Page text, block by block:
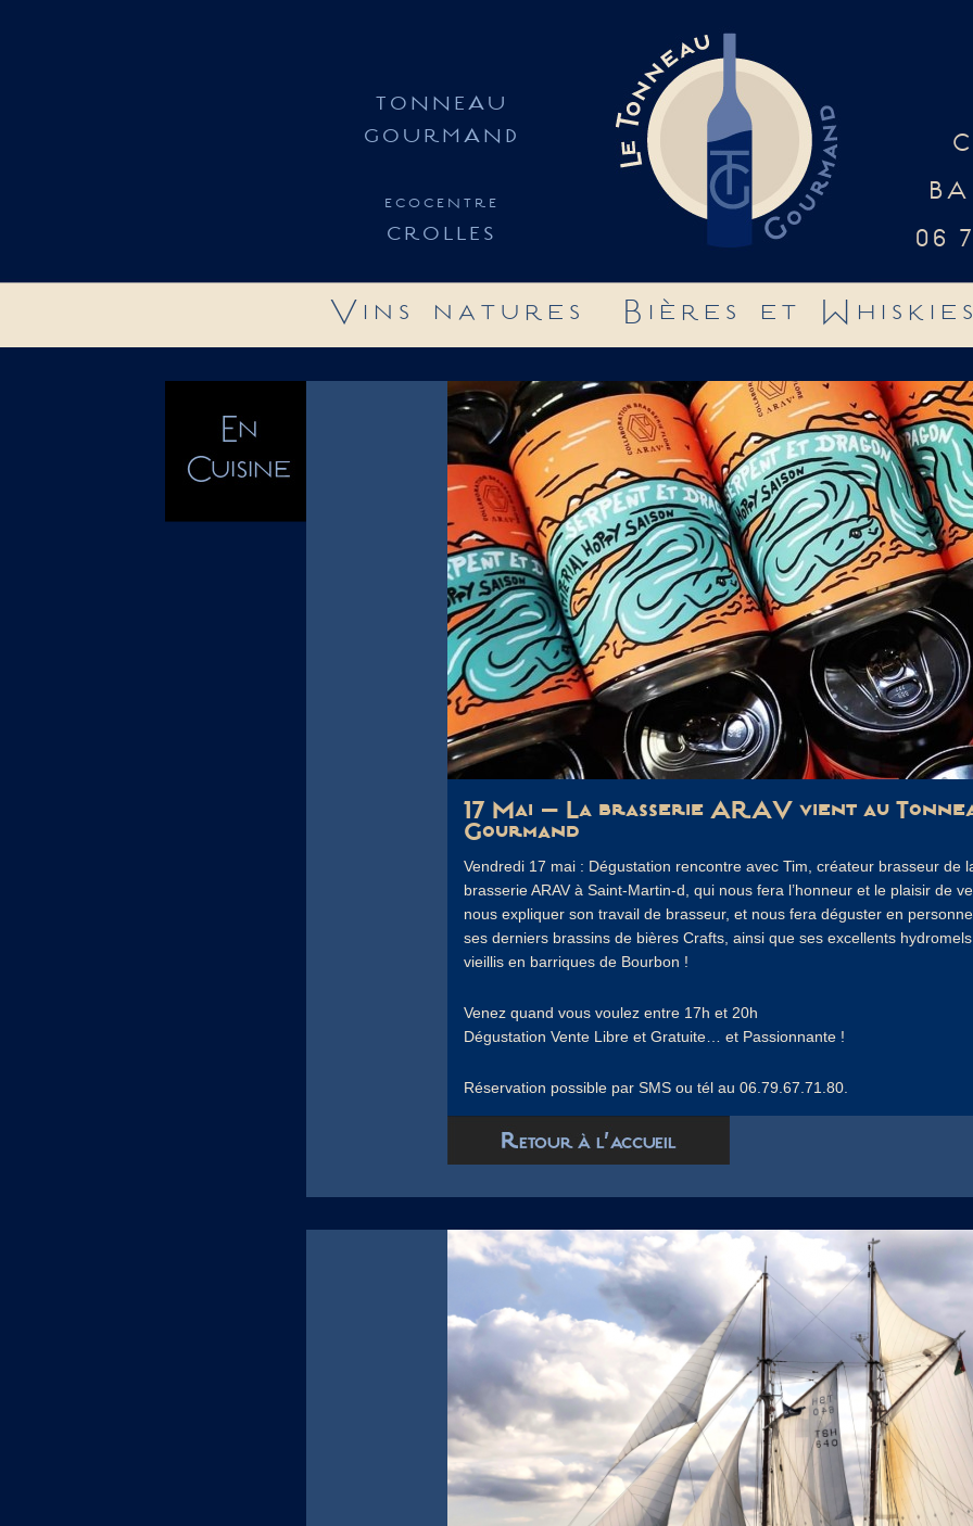
TONNEAU
GOURMAND
ecocentre
CROLLES
06
Vins natures Bières et
17 Mai – La brasserie ARAV vient au
Gourmand
Vendredi 17 mai : Dégustation rencontre avec Tim, créateur brasseur de
brasserie ARAV à Saint-Martin-d, qui nous fera l’honneur et le plaisir de
nous expliquer son travail de brasseur, et nous fera déguster en personne
ses derniers brassins de bières Crafts, ainsi que ses excellents hydromels
vieillis en barriques de Bourbon !
Venez quand vous voulez entre 17h et 20h
Dégustation Vente Libre et Gratuite… et Passionnante !
Réservation possible par SMS ou tél au 06.79.67.71.80.